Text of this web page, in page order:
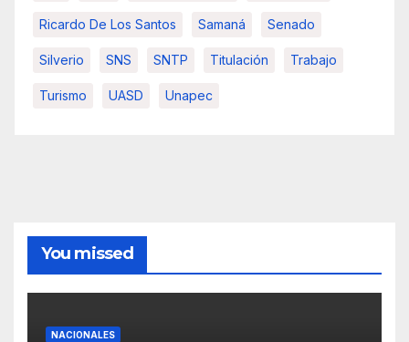
Ricardo De Los Santos Samaná Senado
Silverio SNS SNTP Titulación Trabajo
Turismo UASD Unapec
You missed
NACIONALES